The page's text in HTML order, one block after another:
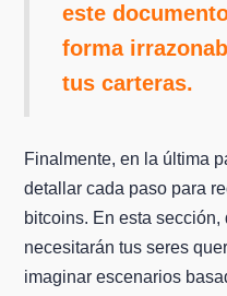
este
forma
tus carteras.
Finalmente, en la última
detallar cada paso para
bitcoins. En esta
necesitarán tus seres
imaginar escenarios